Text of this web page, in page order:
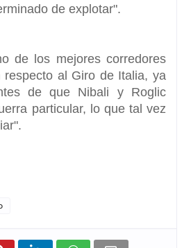
de explotar".
de los mejores corredores
respecto al Giro de Italia, ya
de que Nibali y Roglic
particular, lo que tal vez